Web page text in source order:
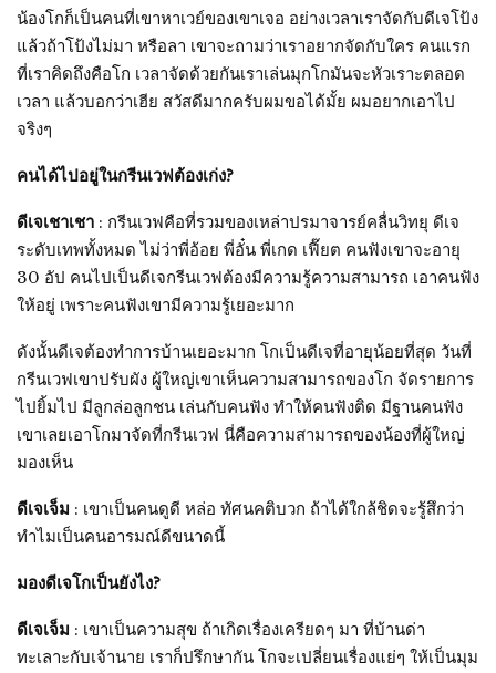
น้องโกก็เป็นคนที่เขาหาเวย์ของเขาเจอ อย่างเวลาเราจัดกับดีเจโป้ง
แล้วถ้าโป้งไม่มา หรือลา เขาจะถามว่าเราอยากจัดกับใคร คนแรก
ที่เราคิดถึงคือโก เวลาจัดด้วยกันเราเล่นมุกโกมันจะหัวเราะตลอด
เวลา แล้วบอกว่าเฮีย สวัสดีมากครับผมขอได้มั้ย ผมอยากเอาไป
จริงๆ
คนได้ไปอยู่ในกรีนเวฟต้องเก่ง?
ดีเจเชาเชา : กรีนเวฟคือที่รวมของเหล่าปรมาจารย์คลื่นวิทยุ ดีเจ
ระดับเทพทั้งหมด ไม่ว่าพี่อ้อย พี่อั๋น พี่เกด เฟี๊ยต คนฟังเขาจะอายุ
30 อัป คนไปเป็นดีเจกรีนเวฟต้องมีความรู้ความสามารถ เอาคนฟัง
ให้อยู่ เพราะคนฟังเขามีความรู้เยอะมาก
ดังนั้นดีเจต้องทำการบ้านเยอะมาก โกเป็นดีเจที่อายุน้อยที่สุด วันที่
กรีนเวฟเขาปรับผัง ผู้ใหญ่เขาเห็นความสามารถของโก จัดรายการ
ไปยิ้มไป มีลูกล่อลูกชน เล่นกับคนฟัง ทำให้คนฟังติด มีฐานคนฟัง
เขาเลยเอาโกมาจัดที่กรีนเวฟ นี่คือความสามารถของน้องที่ผู้ใหญ่
มองเห็น
ดีเจเจ็ม : เขาเป็นคนดูดี หล่อ ทัศนคติบวก ถ้าได้ใกล้ชิดจะรู้สึกว่า
ทำไมเป็นคนอารมณ์ดีขนาดนี้
มองดีเจโกเป็นยังไง?
ดีเจเจ็ม : เขาเป็นความสุข ถ้าเกิดเรื่องเครียดๆ มา ที่บ้านด่า
ทะเลาะกับเจ้านาย เราก็ปรึกษากัน โกจะเปลี่ยนเรื่องแย่ๆ ให้เป็นมุม